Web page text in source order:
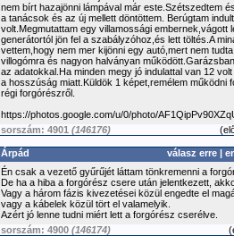
nem bírt hazajönni lámpával már este.Szétszedtem
a tanácsok és az új mellett döntöttem. Berúgtam
volt.Megmutattam egy villamossági embernek,vágott
generátortól jön fel a szabályzóhoz,és lett töltés.A
vettem,hogy nem mer kijönni egy autó,mert nem
villogómra és nagyon halványan
az adatokkal.Ha minden megy jó indulattal van 12
a hosszúság miatt.Küldök 1 képet,remélem működni
régi forgórészről.
https://photos.google.com/u/0/photo/
sorszám: 4901 (146176) (
Árpád válasz erre |
Én csak a vezető gyűrűjét láttam tönkremenni a
De ha a hiba a forgórész csere után jelentkezett,
Vagy a három fázis kivezetései közül engedte el
vagy a kábelek közül tört el valamelyik.
Azért jó lenne tudni miért lett a forgórész cserélve.
sorszám: 4900 (146174) (